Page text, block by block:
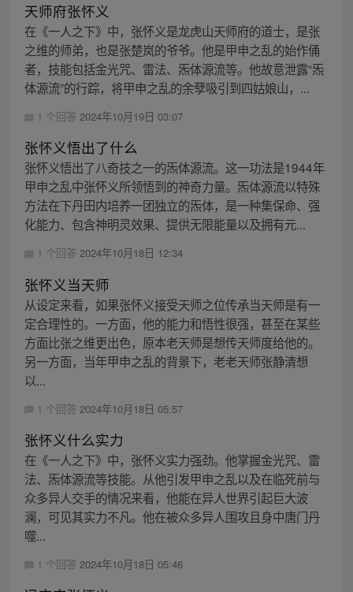
天师府张怀义
在《一人之下》中，张怀义是龙虎山天师府的道士，是张
之维的师弟，也是张楚岚的爷爷。他是甲申之乱的始作俑
者，技能包括金光咒、雷法、炁体源流等。他故意泄露“炁
体源流”的行踪，将甲申之乱的余孽吸引到四姑娘山，...
1 个回答 2024年10月19日 03:07
张怀义悟出了什么
张怀义悟出了八奇技之一的炁体源流。这一功法是1944年
甲申之乱中张怀义所领悟到的神奇力量。炁体源流以特殊
方法在下丹田内培养一团独立的炁体，是一种集保命、强
化能力、包含神明灵效果、提供无限能量以及拥有元...
1 个回答 2024年10月18日 12:34
张怀义当天师
从设定来看，如果张怀义接受天师之位传承当天师是有一
定合理性的。一方面，他的能力和悟性很强，甚至在某些
方面比张之维更出色，原本老天师是想传天师度给他的。
另一方面，当年甲申之乱的背景下，老老天师张静清想
以...
1 个回答 2024年10月18日 05:57
张怀义什么实力
在《一人之下》中，张怀义实力强劲。他掌握金光咒、雷
法、炁体源流等技能。从他引发甲申之乱以及在临死前与
众多异人交手的情况来看，他能在异人世界引起巨大波
澜，可见其实力不凡。他在被众多异人围攻且身中唐门丹
噬...
1 个回答 2024年10月18日 05:46